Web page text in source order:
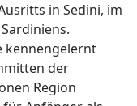
in Sedini, im
kennengelernt
der
Region